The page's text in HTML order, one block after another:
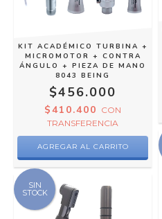
KIT ACADÉMICO TURBINA +
MICROMOTOR + CONTRA
ÁNGULO + PIEZA DE MANO
8043 BEING
$456.000
$410.400 CON
TRANSFERENCIA
SIN
STOCK